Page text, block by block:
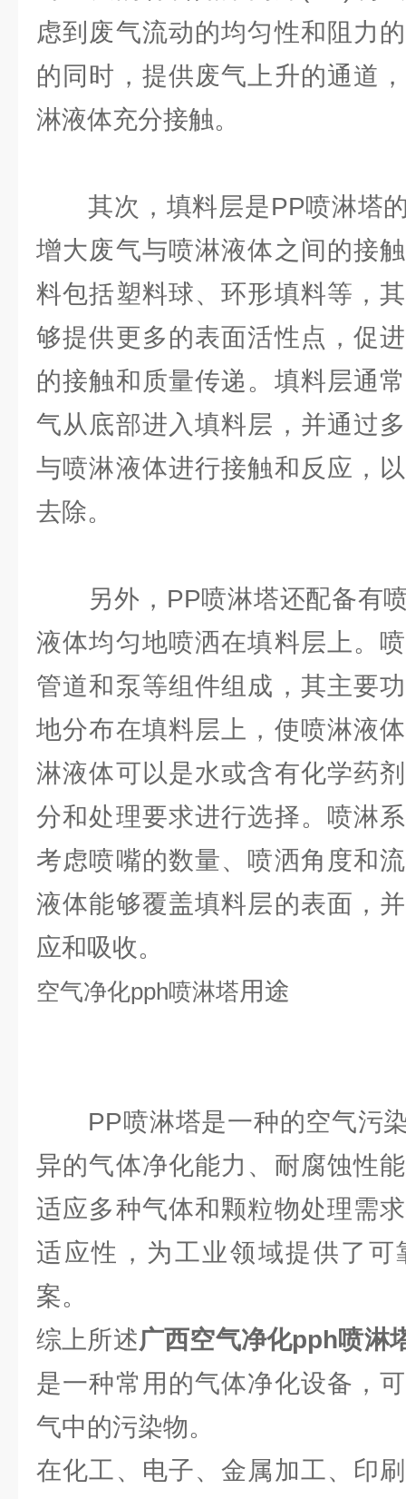
虑到废气流动的均匀性和阻力
的同时，提供废气上升的通道
淋液体充分接触。
其次，填料层是PP喷淋塔的
增大废气与喷淋液体之间的接
料包括塑料球、环形填料等，
够提供更多的表面活性点，促
的接触和质量传递。填料层通
气从底部进入填料层，并通过
与喷淋液体进行接触和反应，
去除。
另外，PP喷淋塔还配备有喷
液体均匀地喷洒在填料层上。
管道和泵等组件组成，其主要
地分布在填料层上，使喷淋液
淋液体可以是水或含有化学药
分和处理要求进行选择。喷淋
考虑喷嘴的数量、喷洒角度和
液体能够覆盖填料层的表面，
应和吸收。
空气净化pph喷淋塔用途
PP喷淋塔是一种的空气污染
异的气体净化能力、耐腐蚀性
适应多种气体和颗粒物处理需
适应性，为工业领域提供了可
案。
综上所述广西空气净化pph喷淋
是一种常用的气体净化设备，
气中的污染物。
在化工、电子、金属加工、印